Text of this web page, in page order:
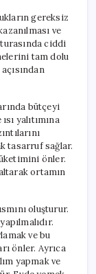
gereksiz
ve
ciddi
tam dolu
bütçeyi
yalıtımına
tasarruf sağlar.
önler.
ortamın
oluşturur.
ve bu
önler. Ayrıca
yapmak ve